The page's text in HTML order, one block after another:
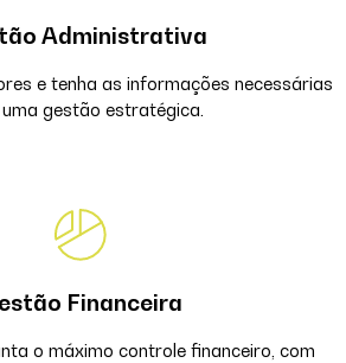
Administrativa
e tenha as informações necessárias
gestão estratégica.
Financeira
o máximo controle financeiro, com